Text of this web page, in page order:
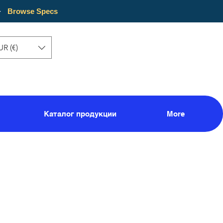
(€)
Каталог продукции More
Browse Specs